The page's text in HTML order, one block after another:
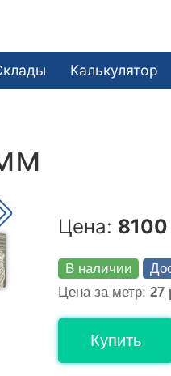
Калькулятор
Цена: 8100
В наличии
Цена за метр: 27
Купить